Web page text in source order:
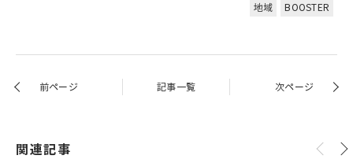
地域 BOOSTER
前ページ 記事一覧 次ページ
関連記事